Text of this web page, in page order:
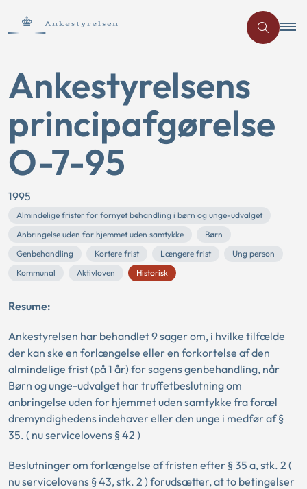
Ankestyrelsens
principafgørelse
O-7-95
1995
Almindelige frister for fornyet behandling i børn og unge-udvalget
Anbringelse uden for hjemmet uden samtykke
Børn
Genbehandling
Kortere frist Længere frist
Ung person
Kommunal
Aktivloven Historisk
Resume:
Ankestyrelsen har behandlet 9 sager om, i hvilke tilfælde
der kan ske en forlængelse eller en forkortelse af den
almindelige frist (på 1 år) for sagens genbehandling, når
Børn og unge-udvalget har truffetbeslutning om
anbringelse uden for hjemmet uden samtykke fra foræl
dremyndighedens indehaver eller den unge i medfør af §
35. ( nu servicelovens § 42 )
Beslutninger om forlængelse af fristen efter § 35 a, stk. 2 (
nu servicelovens § 43, stk. 2 ) forudsætter, at to betingelser